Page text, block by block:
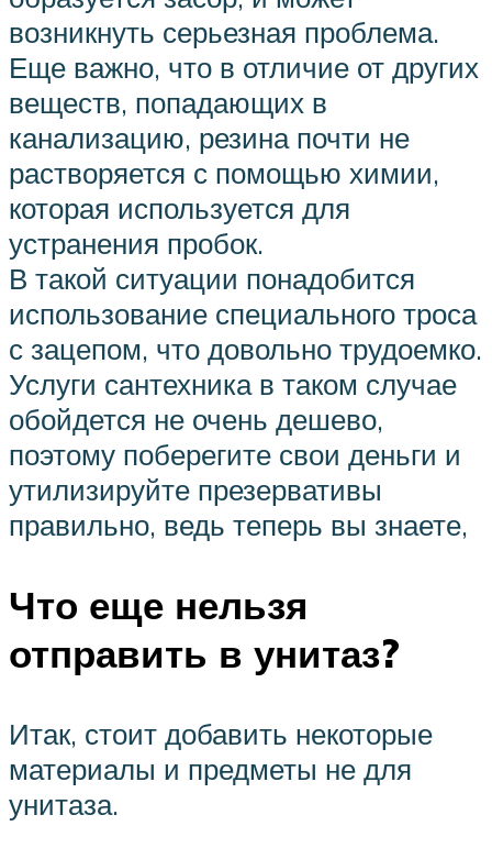
возникнуть серьезная проблема.
Еще важно, что в отличие от других
веществ, попадающих в
канализацию, резина почти не
растворяется с помощью химии,
которая используется для
устранения пробок.
В такой ситуации понадобится
использование специального троса
с зацепом, что довольно трудоемко.
Услуги сантехника в таком случае
обойдется не очень дешево,
поэтому поберегите свои деньги и
утилизируйте презервативы
правильно, ведь теперь вы знаете,
Что еще нельзя
отправить в унитаз?
Итак, стоит добавить некоторые
материалы и предметы не для
унитаза.